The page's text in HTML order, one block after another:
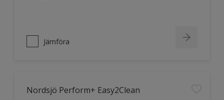
Jämföra
Nordsjö Perform+ Easy2Clean